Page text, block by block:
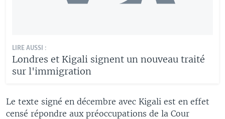
LIRE AUSSI :
Londres et Kigali signent un nouveau traité
sur l'immigration
Le texte signé en décembre avec Kigali est en effet
censé répondre aux préoccupations de la Cour